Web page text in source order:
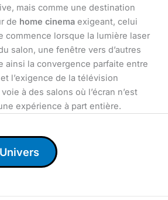
mais comme une destination
de home cinema exigeant, celui
commence lorsque la lumière laser
salon, une fenêtre vers d’autres
ainsi la convergence parfaite entre
l’exigence de la télévision
à des salons où l’écran n’est
expérience à part entière.